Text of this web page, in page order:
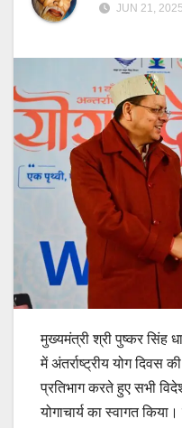
JUN 21, 2025
मुख्यमंत्री श्री पुष्कर सिंह
में अंतर्राष्ट्रीय योग दिवस
प्रतिभाग करते हुए सभी
योगाचार्य का स्वागत